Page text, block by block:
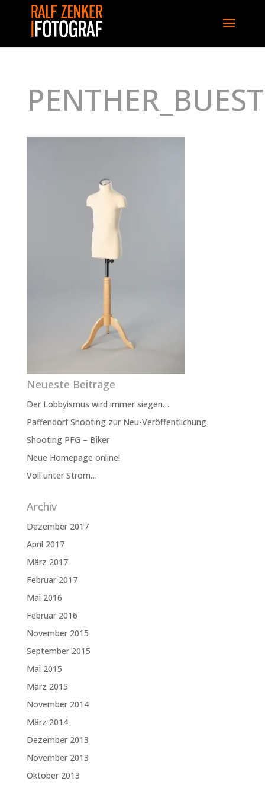
Neueste Beiträge
Der Lobbyismus wird immer siegen…
Paffendorf Shooting zur Neu-Veröffentlichung
Shooting PFG – Biker
Neue Homepage online!
Voll unter Strom…
Archiv
Dezember 2017
April 2017
März 2017
Februar 2017
Mai 2016
Februar 2016
November 2015
September 2015
Mai 2015
März 2015
November 2014
März 2014
Dezember 2013
November 2013
Oktober 2013